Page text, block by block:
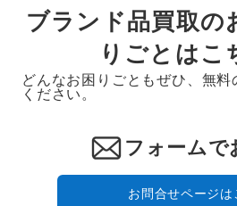
ブランド品買取の
りごとはこ
どんなお困りごともぜひ、無
ください。
フォームで
お問合せページは